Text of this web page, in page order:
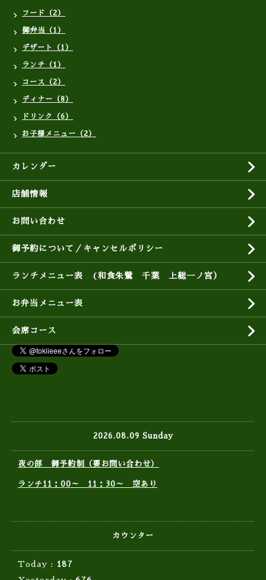
フード（2）
御弁当（1）
デザート（1）
ランチ（1）
コース（2）
ディナー（8）
ドリンク（6）
お子様メニュー（2）
カレンダー
店舗情報
お問い合わせ
御予約について／キャンセルポリシー
ランチメニュー表 (和食朱鷺 千葉 上総一ノ宮）
お弁当メニュー表
会席コース
2026.08.09 Sunday
夜の部 御予約制（要お問い合わせ）
ランチ11：00～ 11：30～ 空あり
カウンター
Today :
187